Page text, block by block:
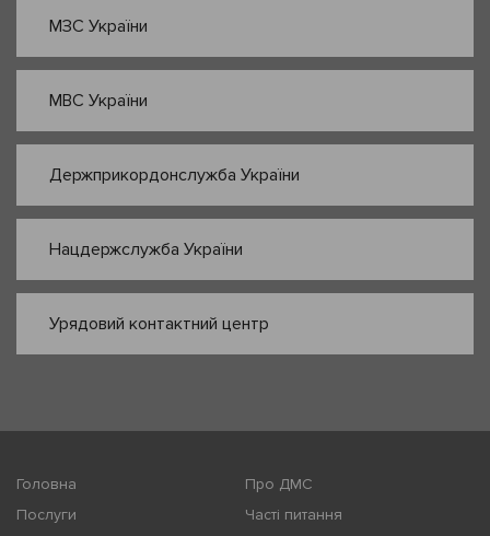
МЗС України
МВС України
Держприкордонслужба України
Нацдержслужба України
Урядовий контактний центр
Головна
Про ДМС
Послуги
Часті питання